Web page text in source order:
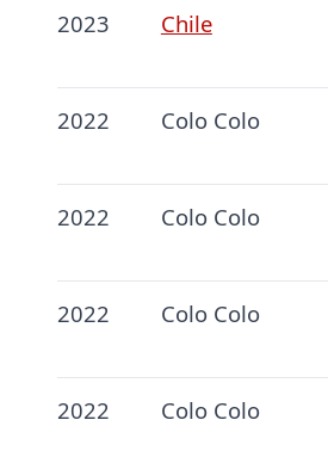
2023 Chile
2022 Colo Colo
2022 Colo Colo
2022 Colo Colo
2022 Colo Colo